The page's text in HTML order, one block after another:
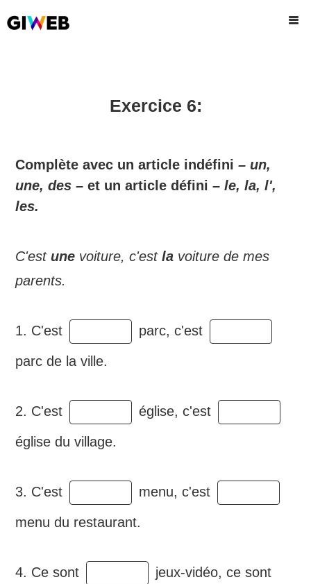
Exercice 6:
Complète avec un article indéfini– un,
une, des – et un article défini– le, la, l',
les.
C'estune voiture, c'estla voiture de mes
parents.
1. C'est parc, c'est
parc de la ville.
2. C'est église, c'est
église du village.
3. C'est menu, c'est
menu du restaurant.
4. Ce sont jeux-vidéo, ce sont